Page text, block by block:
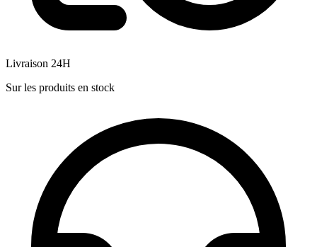
Livraison 24H
Sur les produits en stock